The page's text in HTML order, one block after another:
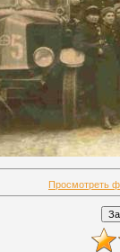
Просмотреть